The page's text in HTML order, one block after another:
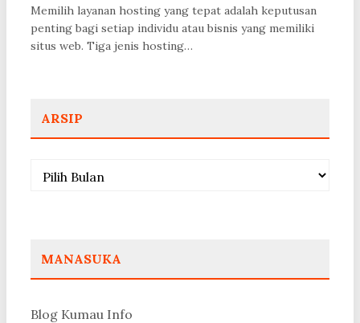
Memilih layanan hosting yang tepat adalah keputusan
penting bagi setiap individu atau bisnis yang memiliki
situs web. Tiga jenis hosting…
ARSIP
Arsip
MANASUKA
Blog Kumau Info